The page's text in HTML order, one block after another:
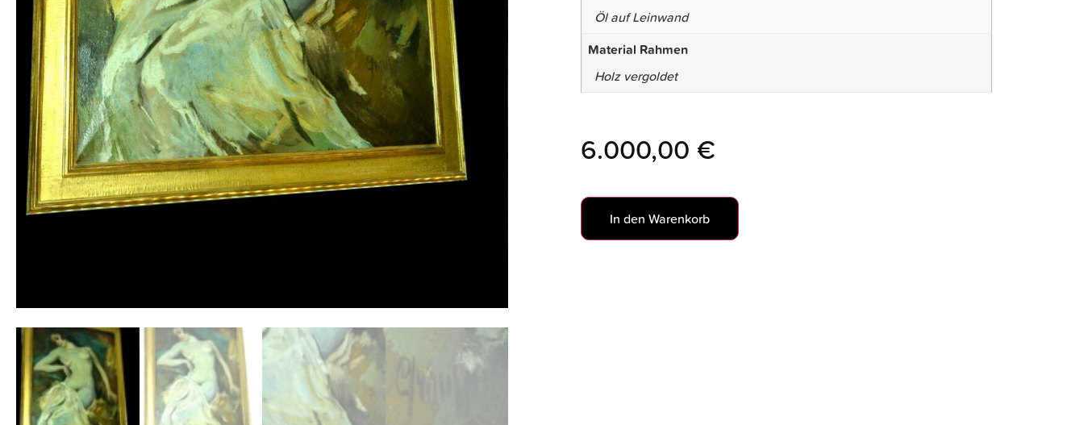
Öl auf Leinwand
Material Rahmen
Holz vergoldet
6.000,00 €
In den Warenkorb